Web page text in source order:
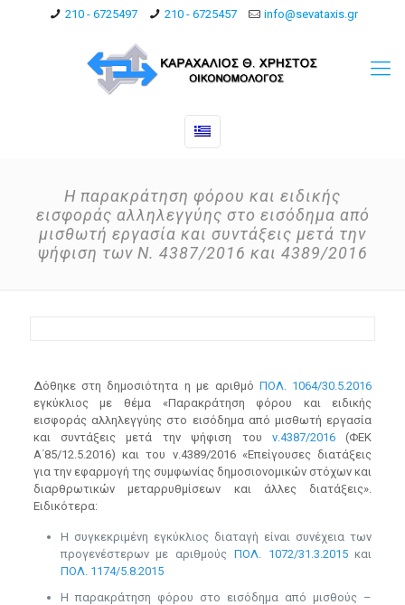
210 - 6725497 210 - 6725457 info@sevataxis.gr
Η παρακράτηση φόρου και ειδικής
εισφοράς αλληλεγγύης στο εισόδημα από
μισθωτή εργασία και συντάξεις μετά την
ψήφιση των Ν. 4387/2016 και 4389/2016
Δόθηκε στη δημοσιότητα η με αριθμό ΠΟΛ. 1064/30.5.2016
εγκύκλιος με θέμα «Παρακράτηση φόρου και ειδικής
εισφοράς αλληλεγγύης στο εισόδημα από μισθωτή εργασία
και συντάξεις μετά την ψήφιση του ν.4387/2016(ΦΕΚ
Α΄85/12.5.2016) και του ν.4389/2016 «Επείγουσες διατάξεις
για την εφαρμογή της συμφωνίας δημοσιονομικών στόχων και
διαρθρωτικών μεταρρυθμίσεων και άλλες διατάξεις».
Ειδικότερα:
Η συγκεκριμένη εγκύκλιος διαταγή είναι συνέχεια των
προγενέστερων με αριθμούς ΠΟΛ. 1072/31.3.2015και
ΠΟΛ. 1174/5.8.2015
Η παρακράτηση φόρου στο εισόδημα από μισθούς –